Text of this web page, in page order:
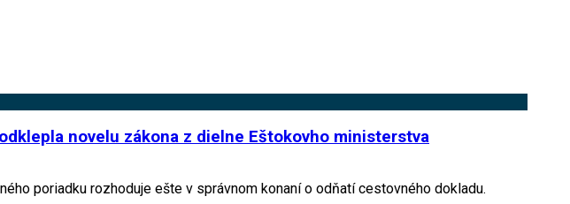
novelu zákona z dielne Eštokovho ministerstva
poriadku rozhoduje ešte v správnom konaní o odňatí cestovného dokladu.